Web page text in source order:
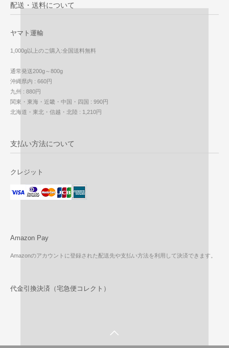
配送・送料について
ヤマト運輸
1,000g以上のご購入:全国送料無料
通常発送200g～800g
沖縄県内 : 660円
九州 : 880円
関東・東海・近畿・中国・四国 : 990円
北海道・東北・信越・北陸 : 1,210円
支払い方法について
クレジット
Amazon Pay
Amazonのアカウントに登録された配送先や支払い方法を利用して決済できます。
代金引換決済（宅急便コレクト）